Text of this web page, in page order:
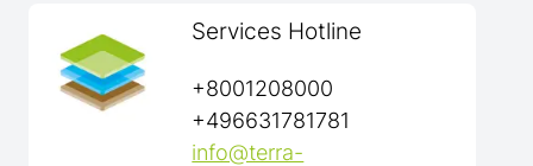
Services Hotline
+8001208000
+496631781781
info@terra-